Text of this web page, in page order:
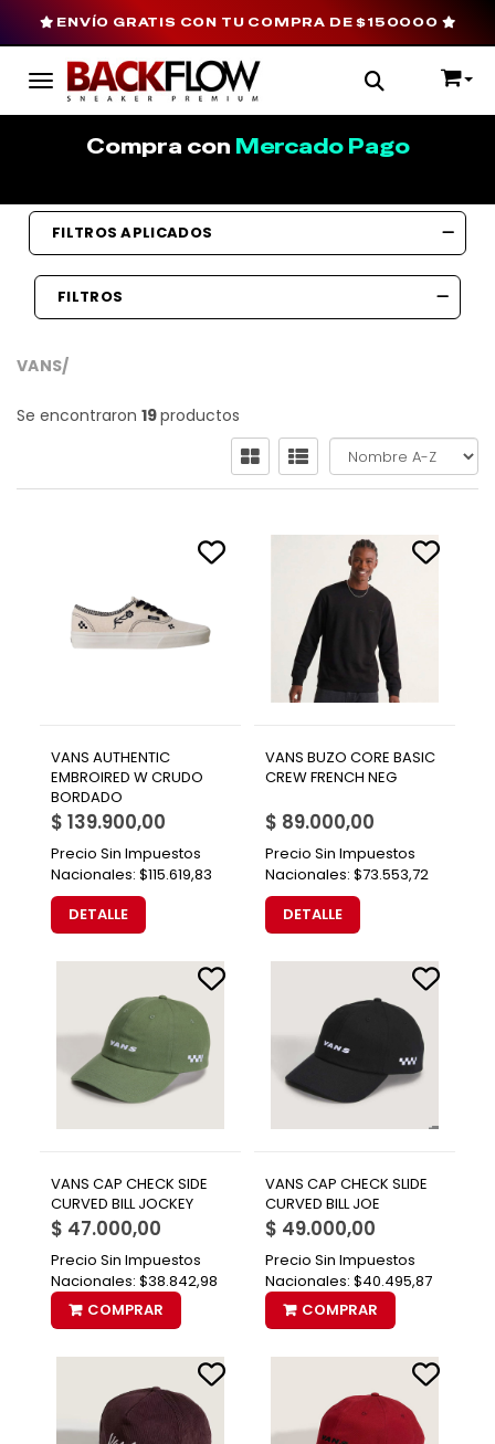
Toggle navigation
ENVÍO GRATIS CON TU COMPRA DE $150000
Compra con Mercado Pago
FILTROS APLICADOS
FILTROS
VANS/
Se encontraron 19productos
VANS AUTHENTIC
EMBROIRED W CRUDO
BORDADO
$ 139.900,00
Precio Sin Impuestos
Nacionales: $115.619,83
DETALLE
VANS BUZO CORE BASIC
CREW FRENCH NEG
$ 89.000,00
Precio Sin Impuestos
Nacionales: $73.553,72
DETALLE
VANS CAP CHECK SIDE
CURVED BILL JOCKEY
$ 47.000,00
Precio Sin Impuestos
Nacionales: $38.842,98
COMPRAR
VANS CAP CHECK SLIDE
CURVED BILL JOE
$ 49.000,00
Precio Sin Impuestos
Nacionales: $40.495,87
COMPRAR